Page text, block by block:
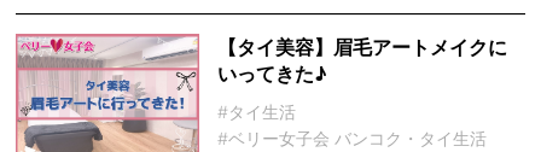
【タイ美容】眉毛アートメイクに
いってきた♪
#タイ生活
#ベリー女子会 バンコク・タイ生活